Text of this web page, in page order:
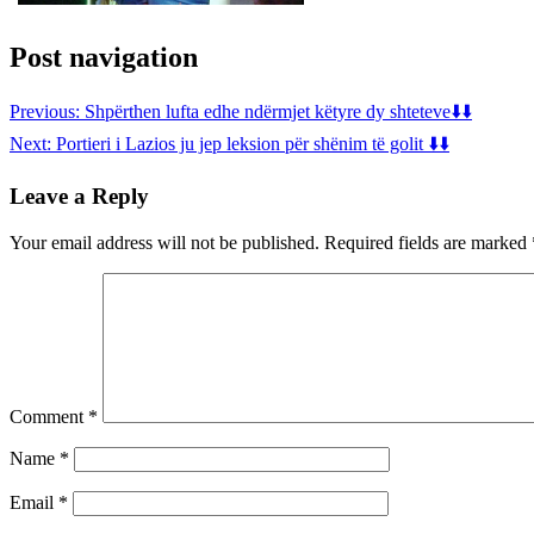
Post navigation
Previous: Shpërthen lufta edhe ndërmjet këtyre dy shteteve⬇️⬇️
Next: Portieri i Lazios ju jep leksion për shënim të golit ⬇️⬇️
Leave a Reply
Your email address will not be published. Required fields are marked
Comment *
Name *
Email *